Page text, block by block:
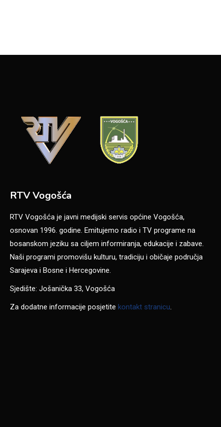
RTV Vogošća
RTV Vogošća je javni medijski servis općine Vogošća,
osnovan 1996. godine. Emitujemo radio i TV programe na
bosanskom jeziku sa ciljem informiranja, edukacije i zabave.
Naši programi promovišu kulturu, tradiciju i običaje područja
Sarajeva i Bosne i Hercegovine.
Sjedište: Jošanička 33, Vogošća
Za dodatne informacije posjetite kontakt stranicu